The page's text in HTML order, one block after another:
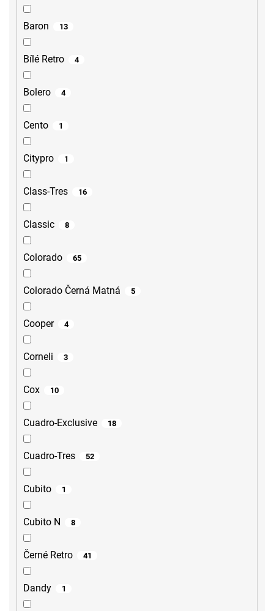
Baron 13
Bílé Retro 4
Bolero 4
Cento 1
Citypro 1
Class-Tres 16
Classic 8
Colorado 65
Colorado Černá Matná 5
Cooper 4
Corneli 3
Cox 10
Cuadro-Exclusive 18
Cuadro-Tres 52
Cubito 1
Cubito N 8
Černé Retro 41
Dandy 1